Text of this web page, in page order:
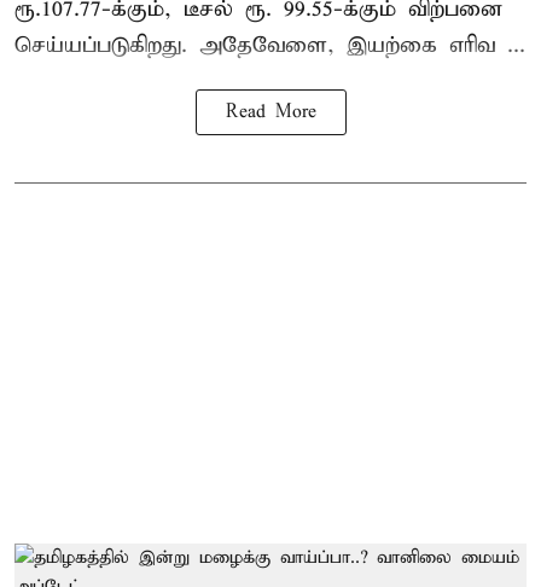
ரூ.107.77-க்கும், டீசல் ரூ. 99.55-க்கும் விற்பனை
செய்யப்படுகிறது. அதேவேளை, இயற்கை எரிவ ...
Read More